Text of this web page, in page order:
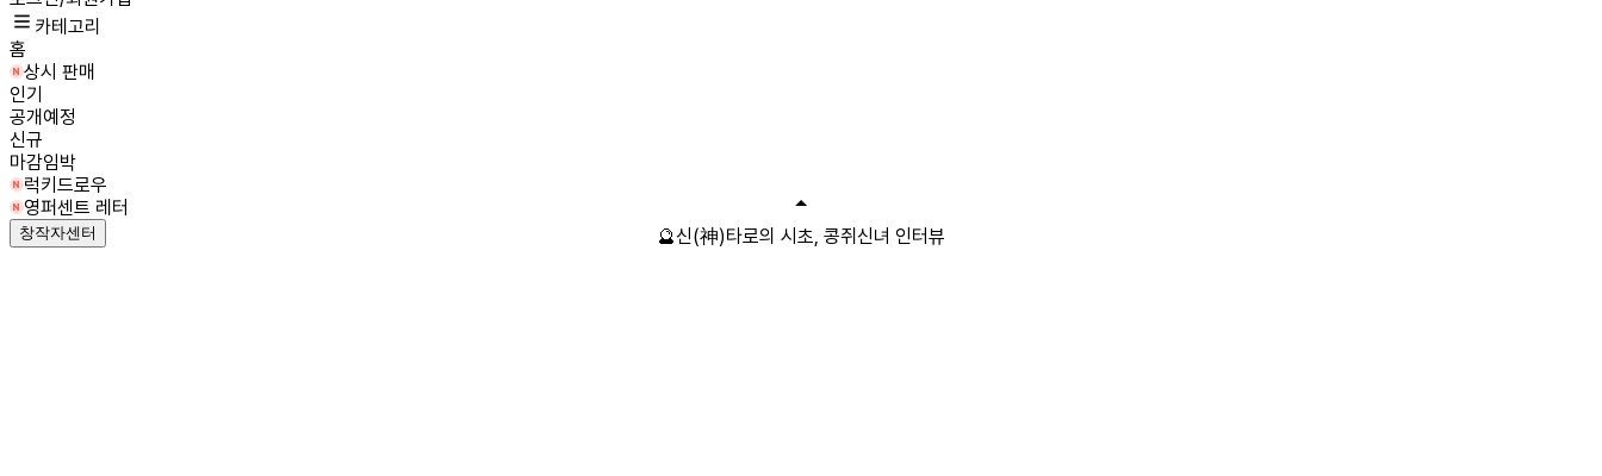
카테고리
홈
상시 판매
인기
공개예정
신규
마감임박
럭키드로우
영퍼센트 레터
창작자센터 🔮신(神)타로의 시초, 콩쥐신녀 인터뷰